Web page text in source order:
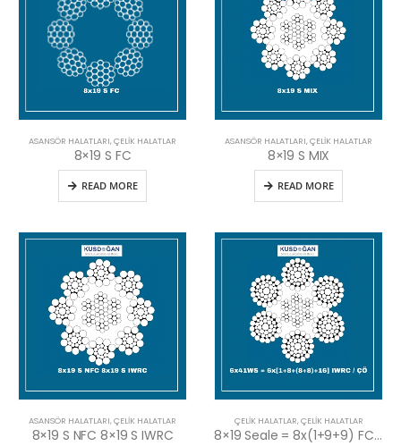
ASANSÖR HALATLARI,ÇELIK HALATLAR
8×19 S FC
READ MORE
ASANSÖR HALATLARI,ÇELIK HALATLAR
8×19 S MIX
READ MORE
ASANSÖR HALATLARI,ÇELIK HALATLAR
8×19 S NFC 8×19 S IWRC
ÇELIK HALATLAR,ÇELIK HALATLAR
8×19 Seale = 8x(1+9+9) FC / KÖ